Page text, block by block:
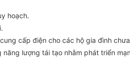
hoạch.
cấp điện cho các hộ gia đình
lượng tái tạo nhằm phát triển